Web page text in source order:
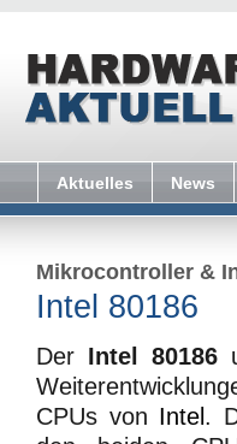
Aktuelles News
Mikrocontroller &
Intel 80186
Der Intel 80186
CPUs von Intel .